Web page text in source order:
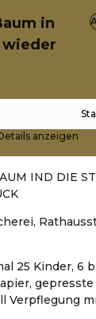
in
wieder
anzeigen
IND DIE
25 Kinder, 6
Verpflegung